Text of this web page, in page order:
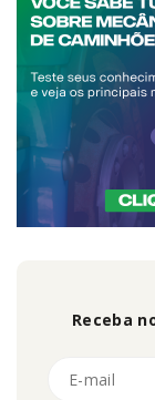
Receba